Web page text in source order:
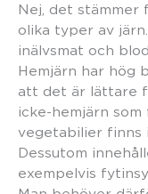
Nej, det
olika typer av
inälvsmat och
Hemjärn har hög
att det är lättare
icke-hemjärn
vegetabilier finns
Dessutom
exempelvis